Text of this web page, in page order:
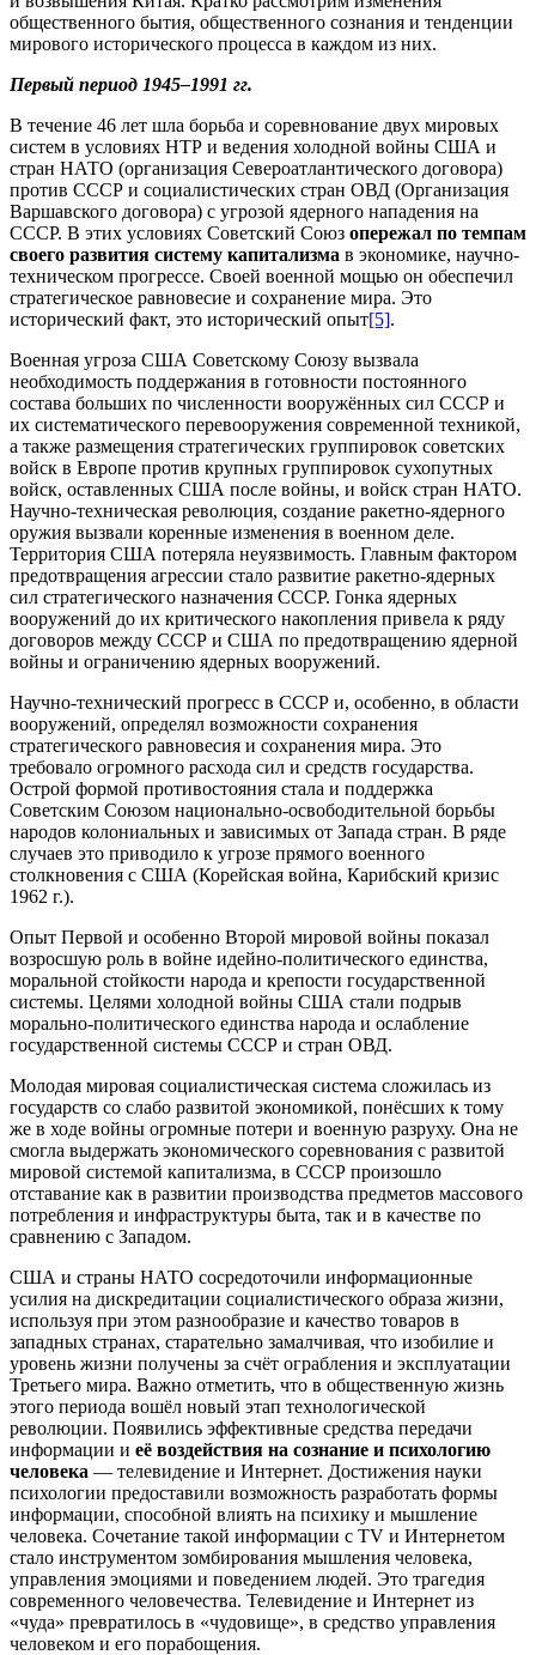
общественного бытия, общественного сознания и тенденции
мирового исторического процесса в каждом из них.
Первый период 1945–1991 гг.
В течение 46 лет шла борьба и соревнование двух мировых
систем в условиях НТР и ведения холодной войны США и
стран НАТО (организация Североатлантического договора)
против СССР и социалистических стран ОВД (Организация
Варшавского договора) с угрозой ядерного нападения на
СССР. В этих условиях Советский Союз опережал по темпам
своего развития систему капитализма в экономике, научно-
техническом прогрессе. Своей военной мощью он обеспечил
стратегическое равновесие и сохранение мира. Это
исторический факт, это исторический опыт[5].
Военная угроза США Советскому Союзу вызвала
необходимость поддержания в готовности постоянного
состава больших по численности вооружённых сил СССР и
их систематического перевооружения современной техникой,
а также размещения стратегических группировок советских
войск в Европе против крупных группировок сухопутных
войск, оставленных США после войны, и войск стран НАТО.
Научно-техническая революция, создание ракетно-ядерного
оружия вызвали коренные изменения в военном деле.
Территория США потеряла неуязвимость. Главным фактором
предотвращения агрессии стало развитие ракетно-ядерных
сил стратегического назначения СССР. Гонка ядерных
вооружений до их критического накопления привела к ряду
договоров между СССР и США по предотвращению ядерной
войны и ограничению ядерных вооружений.
Научно-технический прогресс в СССР и, особенно, в области
вооружений, определял возможности сохранения
стратегического равновесия и сохранения мира. Это
требовало огромного расхода сил и средств государства.
Острой формой противостояния стала и поддержка
Советским Союзом национально-освободительной борьбы
народов колониальных и зависимых от Запада стран. В ряде
случаев это приводило к угрозе прямого военного
столкновения с США (Корейская война, Карибский кризис
1962 г.).
Опыт Первой и особенно Второй мировой войны показал
возросшую роль в войне идейно-политического единства,
моральной стойкости народа и крепости государственной
системы. Целями холодной войны США стали подрыв
морально-политического единства народа и ослабление
государственной системы СССР и стран ОВД.
Молодая мировая социалистическая система сложилась из
государств со слабо развитой экономикой, понёсших к тому
же в ходе войны огромные потери и военную разруху. Она не
смогла выдержать экономического соревнования с развитой
мировой системой капитализма, в СССР произошло
отставание как в развитии производства предметов массового
потребления и инфраструктуры быта, так и в качестве по
сравнению с Западом.
США и страны НАТО сосредоточили информационные
усилия на дискредитации социалистического образа жизни,
используя при этом разнообразие и качество товаров в
западных странах, старательно замалчивая, что изобилие и
уровень жизни получены за счёт ограбления и эксплуатации
Третьего мира. Важно отметить, что в общественную жизнь
этого периода вошёл новый этап технологической
революции. Появились эффективные средства передачи
информации и её воздействия на сознание и психологию
человека — телевидение и Интернет. Достижения науки
психологии предоставили возможность разработать формы
информации, способной влиять на психику и мышление
человека. Сочетание такой информации с TV и Интернетом
стало инструментом зомбирования мышления человека,
управления эмоциями и поведением людей. Это трагедия
современного человечества. Телевидение и Интернет из
«чуда» превратилось в «чудовище», в средство управления
человеком и его порабощения.